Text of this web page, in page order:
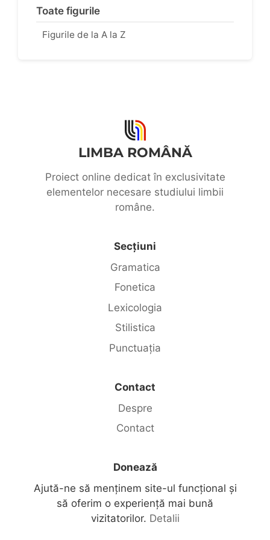
Toate figurile
Figurile de la A la Z
LIMBA ROMÂNĂ
Proiect online dedicat în exclusivitate
elementelor necesare studiului limbii
române.
Secțiuni
Gramatica
Fonetica
Lexicologia
Stilistica
Punctuația
Contact
Despre
Contact
Donează
Ajută-ne să menținem site-ul funcțional și
să oferim o experiență mai bună
vizitatorilor. Detalii